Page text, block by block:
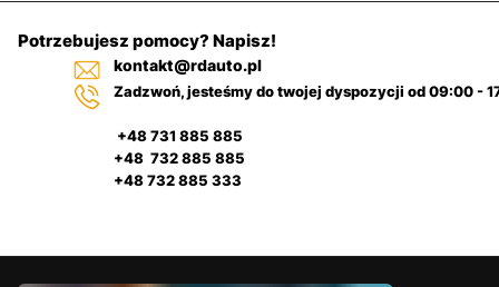
Potrzebujesz pomocy? Napisz!
kontakt@rdauto.pl
Zadzwoń, jesteśmy do twojej dyspozycji od 09:00 -
+48 731 885 885
+48 732 885 885
+48 732 885 333